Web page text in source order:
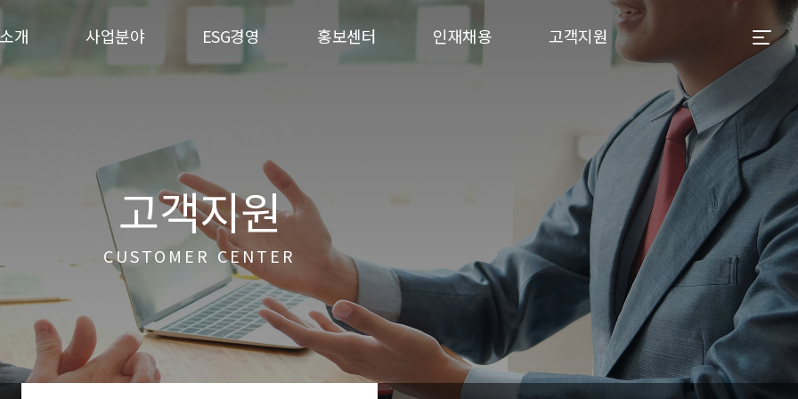
개 사업분야 ESG경영 홍보센터 인재채용 고객지원
고객지원
CUSTOMER CENTER